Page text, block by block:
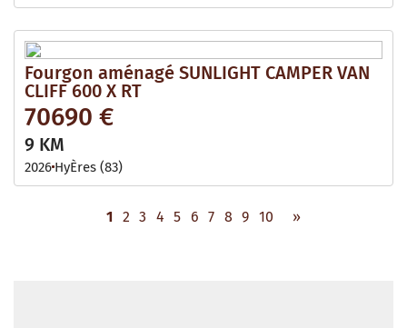
Fourgon aménagé SUNLIGHT CAMPER VAN
CLIFF 600 X RT
70690 €
9 KM
2026 HyÈres (83)
1 2 3 4 5 6 7 8 9 10 »